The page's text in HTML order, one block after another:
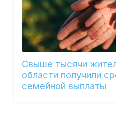
Свыше тысячи
области получили
семейной выплаты